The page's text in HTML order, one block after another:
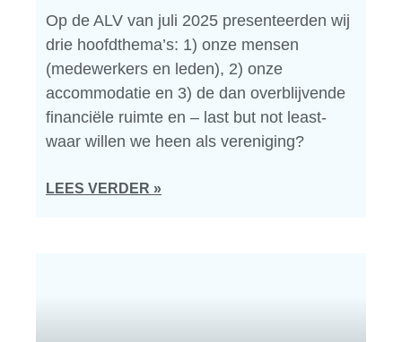
Op de ALV van juli 2025 presenteerden wij
drie hoofdthema’s: 1) onze mensen
(medewerkers en leden), 2) onze
accommodatie en 3) de dan overblijvende
financiële ruimte en – last but not least-
waar willen we heen als vereniging?
LEES VERDER »